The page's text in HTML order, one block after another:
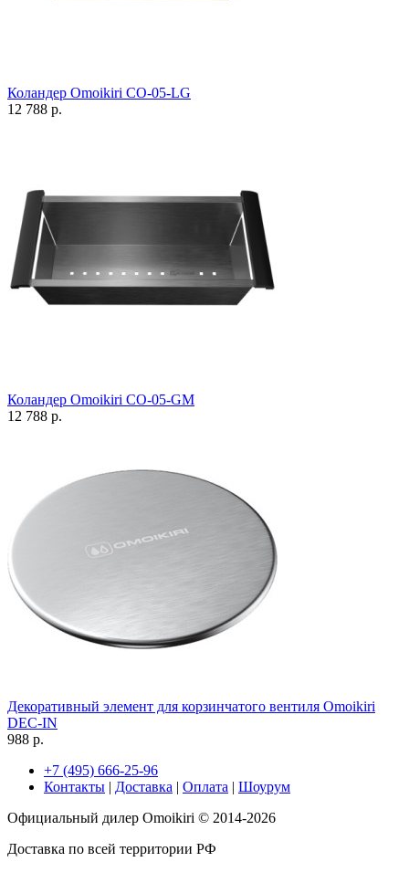
Коландер Omoikiri CO-05-LG
12 788 р.
Коландер Omoikiri CO-05-GM
12 788 р.
Декоративный элемент для корзинчатого вентиля Omoikiri
DEC-IN
988 р.
+7 (495) 666-25-96
Контакты | Доставка | Оплата | Шоурум
Официальный дилер Omoikiri © 2014-2026
Доставка по всей территории РФ